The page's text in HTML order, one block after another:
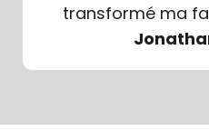
transformé ma